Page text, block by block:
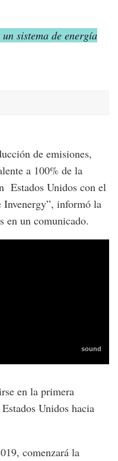
sistema de energía
de emisiones,
a 100% de la
Estados Unidos con el
Invenergy”, informó la
en un comunicado.
en la primera
Unidos hacia
comenzará la